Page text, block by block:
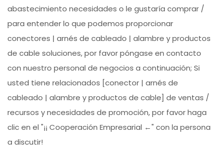
abastecimiento necesidades o le gustaría comprar /
para entender lo que podemos proporcionar
conectores | arnés de cableado | alambre y productos
de cable soluciones, por favor póngase en contacto
con nuestro personal de negocios a continuación; Si
usted tiene relacionados [conector | arnés de
cableado | alambre y productos de cable] de ventas /
recursos y necesidades de promoción, por favor haga
clic en el "¡¡ Cooperación Empresarial ←" con la persona
a discutir!